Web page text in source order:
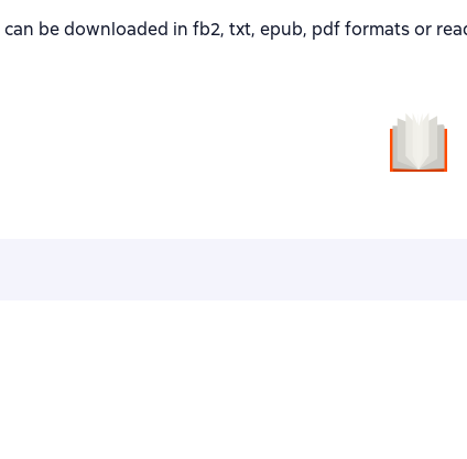
be downloaded in fb2, txt, epub, pdf formats or